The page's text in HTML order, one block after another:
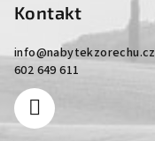
Kontakt
info@nabytekzorechu.cz
602 649 611